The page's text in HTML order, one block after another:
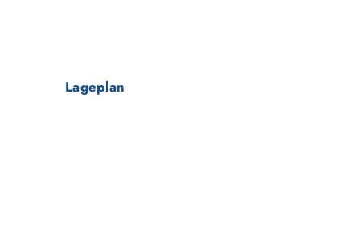
Lageplan